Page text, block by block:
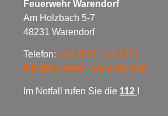
Feuerwehr Warendorf
Am Holzbach 5-7
48231 Warendorf
Telefon: +49 2581 / 54-1371
info@feuerwehr-warendorf.de
Im Notfall rufen Sie die 112 !